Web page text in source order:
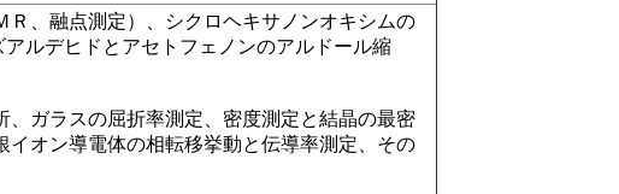
、融点測定）、シクロヘキサノンオキシムの
ルデヒドとアセトフェノンのアルドール縮
ガラスの屈折率測定、密度測定と結晶の最密
オン導電体の相転移挙動と伝導率測定、その